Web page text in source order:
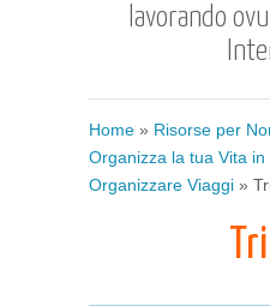
lavorando
Home » Risorse per
Organizza la tua Vita in
Organizzare Viaggi »